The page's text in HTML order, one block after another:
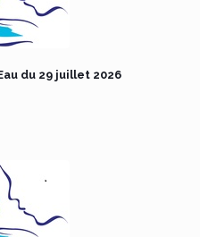
du 29 juillet 2026